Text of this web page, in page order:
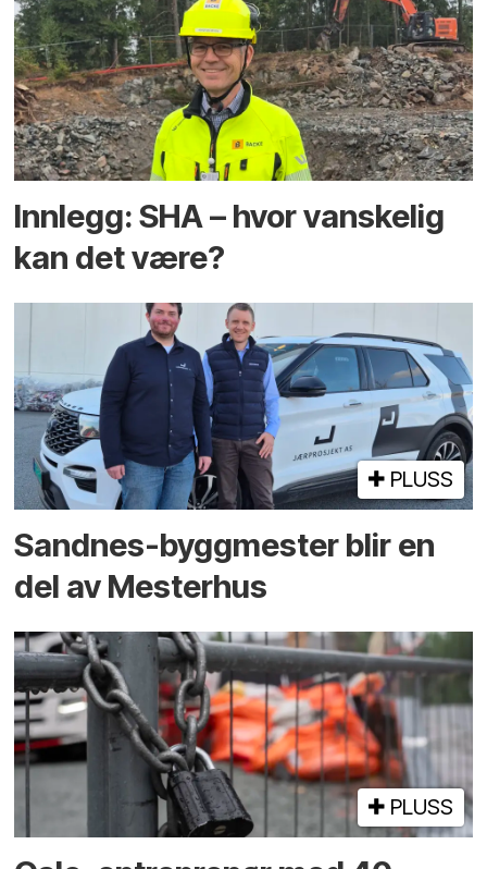
Innlegg: SHA – hvor vanskelig
kan det være?
PLUSS
Sandnes-byggmester blir en
del av Mesterhus
PLUSS